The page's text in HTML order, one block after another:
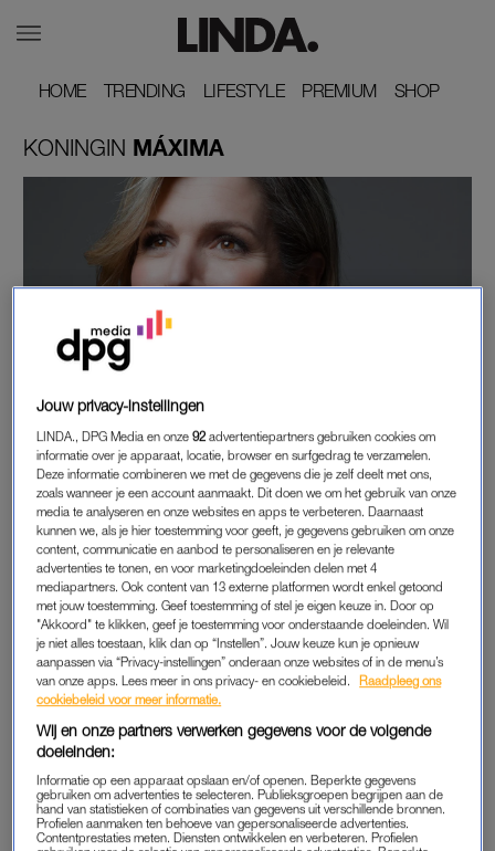
HOME
HOME TRENDING
TRENDING LIFESTYLE
LIFESTYLE PREMIUM
PREMIUM SHOP
SHOP
KONINGIN MÁXIMA
KONINGIN MÁXIMA OPENT PLATFORM OVER
MENTALE GEZONDHEID: 'PRAAT OVER WAT
JE VOELT'
MOET JE EVEN ZIEN
Koningin Máxima verschijnt
in een prachtige rok (en deze
betaalbare exemplaren lijken
er verdacht veel op)
WORD JE BLIJ VAN
Koningin Máxima schittert in
gouden jumpsuit (en die is
nu te koop voor de helft van
de prijs)
ADVERTORIAL
Jolanda reisde naar een
afgelegen eiland voor de
kust van Zuid-Australië: 'Wij
niet'
WIL JE WETEN
Máxima en Amalia
verschijnen strak in pak op
items)
Koningin Máxima straalt in
een knalblauw broekpak
tijdens muzikaal werkbezoek
Koninklijke familie aanwezig
bij Grand Prix in Zandvoort
(en dít dragen de
prinsessen)
Jouw privacy-instellingen
LINDA., DPG Media en onze92 advertentiepartners gebruiken cookies om
informatie over je apparaat, locatie, browser en surfgedrag te verzamelen.
Deze informatie combineren we met de gegevens die je zelf deelt met ons,
zoals wanneer je een account aanmaakt. Dit doen we om het gebruik van onze
media te analyseren en onze websites en apps te verbeteren. Daarnaast
kunnen we, als je hier toestemming voor geeft, je gegevens gebruiken om onze
content, communicatie en aanbod te personaliseren en je relevante
advertenties te tonen, en voor marketingdoeleinden delen met 4
mediapartners. Ook content van 13 externe platformen wordt enkel getoond
met jouw toestemming. Geef toestemming of stel je eigen keuze in. Door op
"Akkoord" te klikken, geef je toestemming voor onderstaande doeleinden. Wil
je niet alles toestaan, klik dan op “Instellen”. Jouw keuze kun je opnieuw
aanpassen via “Privacy-instellingen” onderaan onze websites of in de menu’s
van onze apps. Lees meer in ons privacy- en cookiebeleid.
Raadpleeg ons
cookiebeleid voor meer informatie.
Wij en onze partners verwerken gegevens voor de volgende
doeleinden:
Informatie op een apparaat opslaan en/of openen. Beperkte gegevens
gebruiken om advertenties te selecteren. Publieksgroepen begrijpen aan de
hand van statistieken of combinaties van gegevens uit verschillende bronnen.
Profielen aanmaken ten behoeve van gepersonaliseerde advertenties.
Contentprestaties meten. Diensten ontwikkelen en verbeteren. Profielen